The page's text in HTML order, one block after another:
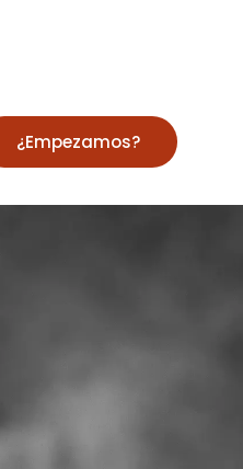
¿Empezamos?